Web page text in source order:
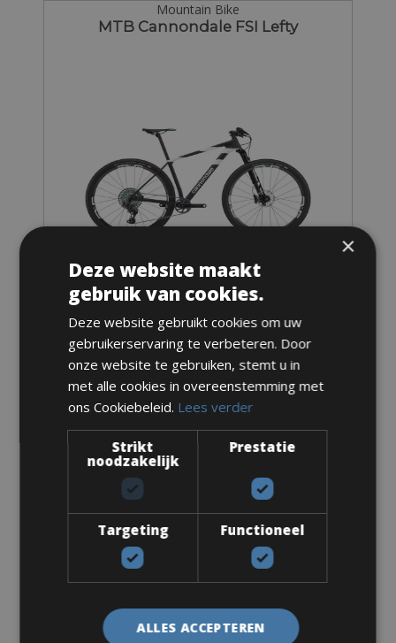
Mountain Bike
MTB Cannondale FSI Lefty
Maten: S,M & L
Van € 255 voor 3 dagen
Cannondale Supersix Evo Disc DI2
×
Deze website maakt
gebruik van cookies.
Deze website gebruikt cookies om uw
gebruikerservaring te verbeteren. Door
onze website te gebruiken, stemt u in
met alle cookies in overeenstemming met
ons Cookiebeleid. Lees verder
Strikt
noodzakelijk
Prestatie
Targeting Functioneel
ALLES ACCEPTEREN